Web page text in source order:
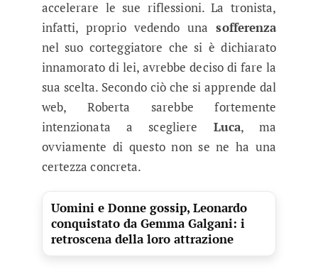
accelerare le sue riflessioni. La tronista,
infatti, proprio vedendo una sofferenza
nel suo corteggiatore che si è dichiarato
innamorato di lei, avrebbe deciso di fare la
sua scelta. Secondo ciò che si apprende dal
web, Roberta sarebbe fortemente
intenzionata a scegliere Luca, ma
ovviamente di questo non se ne ha una
certezza concreta.
Uomini e Donne gossip, Leonardo
conquistato da Gemma Galgani: i
retroscena della loro attrazione